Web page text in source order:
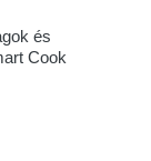
és
Cook